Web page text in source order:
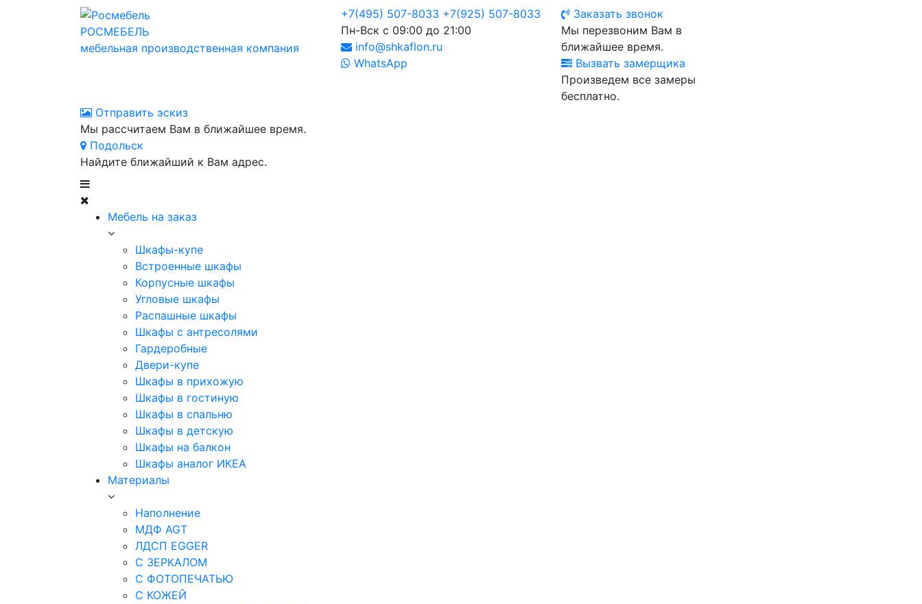
РОСМЕБЕЛЬ
мебельная производственная компания
+7(495) 507-8033 +7(925) 507-8033
Пн-Вск с 09:00 до 21:00
info@shkaflon.ru
WhatsApp
Заказать звонок
Мы перезвоним Вам в
ближайшее время.
Вызвать замерщика
Произведем все замеры
бесплатно.
Отправить эскиз
Мы рассчитаем Вам в ближайшее время.
Подольск
Найдите ближайший к Вам адрес.
Мебель на заказ
Шкафы-купе
Встроенные шкафы
Корпусные шкафы
Угловые шкафы
Распашные шкафы
Шкафы с антресолями
Гардеробные
Двери-купе
Шкафы в прихожую
Шкафы в гостиную
Шкафы в спальню
Шкафы в детскую
Шкафы на балкон
Шкафы аналог ИКЕА
Материалы
Наполнение
МДФ AGT
ЛДСП EGGER
С ЗЕРКАЛОМ
С ФОТОПЕЧАТЬЮ
С КОЖЕЙ